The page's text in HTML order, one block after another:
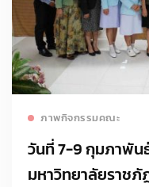
ภาพกิจกรรมคณะ
วันที่ 7-9 กุมภาพันธ์ 2567 คณะพ
มหาวิทยาลัยราชภั